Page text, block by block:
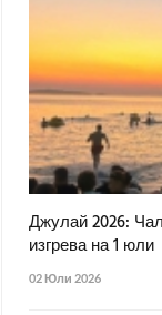
Джулай 2026:
изгрева на 1 юли
02 Юли 2026